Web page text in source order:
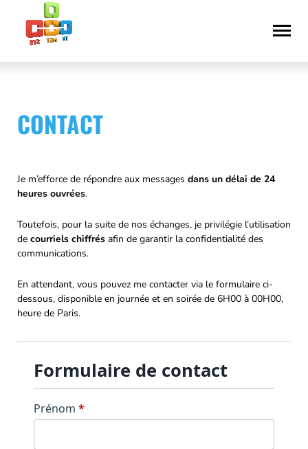
Aller
contenu
Déclaration
d’accessibilité
CONTACT
Je m’efforce de répondre aux messages dans un délai de 24
heures ouvrées.
Toutefois, pour la suite de nos échanges, je privilégie l’utilisation
de courriels chiffrés afin de garantir la confidentialité des
communications.
En attendant, vous pouvez me contacter via le formulaire ci-
dessous, disponible en journée et en soirée de 6H00 à 00H00,
heure de Paris.